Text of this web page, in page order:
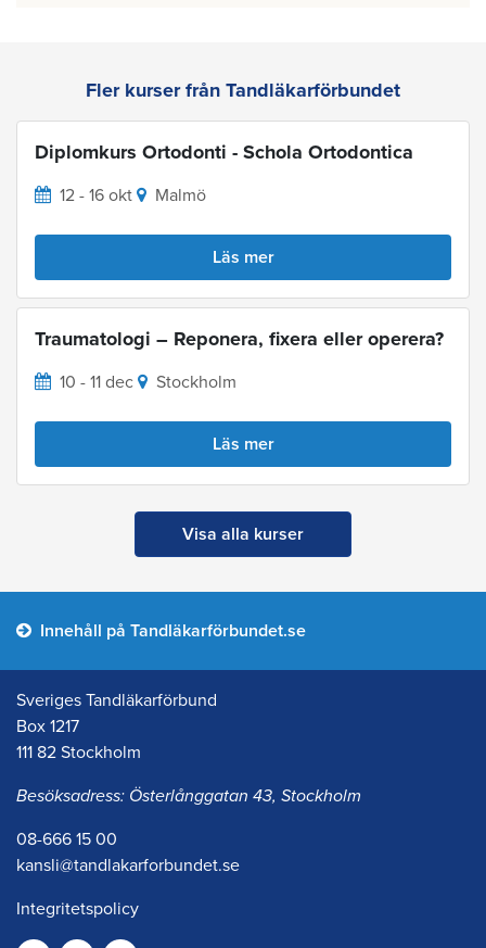
Fler kurser från Tandläkarförbundet
Diplomkurs Ortodonti - Schola Ortodontica
12 - 16 okt Malmö
Läs mer
Traumatologi – Reponera, fixera eller operera?
10 - 11 dec Stockholm
Läs mer
Visa alla kurser
Innehåll på Tandläkarförbundet.se
Sveriges Tandläkarförbund
Box 1217
111 82 Stockholm
Besöksadress: Österlånggatan 43, Stockholm
08-666 15 00
kansli@tandlakarforbundet.se
Integritetspolicy